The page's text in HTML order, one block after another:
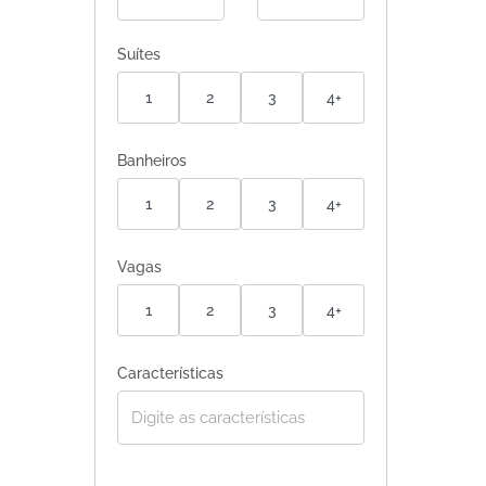
Suítes
1 2 3 4+
Banheiros
1 2 3 4+
Vagas
1 2 3 4+
Características